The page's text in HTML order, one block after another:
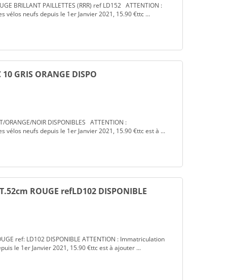
BRILLANT PAILLETTES (RRR) ref LD152 ATTENTION :
vélos neufs depuis le 1er Janvier 2021, 15.90 €ttc ...
10 GRIS ORANGE DISPO
ORANGE/NOIR DISPONIBLES ATTENTION :
vélos neufs depuis le 1er Janvier 2021, 15.90 €ttc est à ...
ROUGE refLD102 DISPONIBLE
ref: LD102 DISPONIBLE ATTENTION : Immatriculation
le 1er Janvier 2021, 15.90 €ttc est à ajouter ...